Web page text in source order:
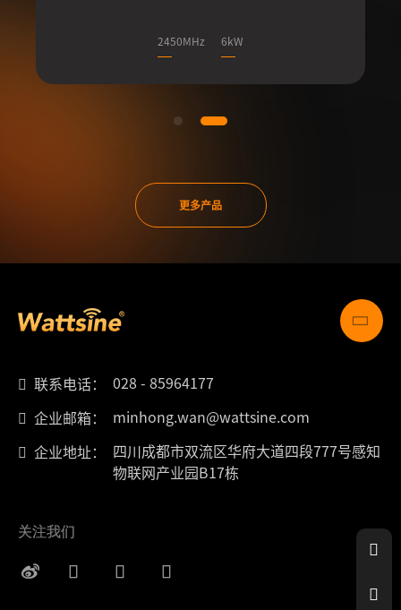
2450MHz 6kW
更多产品
联系电话：
028 - 85964177
企业邮箱：
minhong.wan@wattsine.com
企业地址：
四川成都市双流区华府大道四段777号感知
物联网产业园B17栋
关注我们